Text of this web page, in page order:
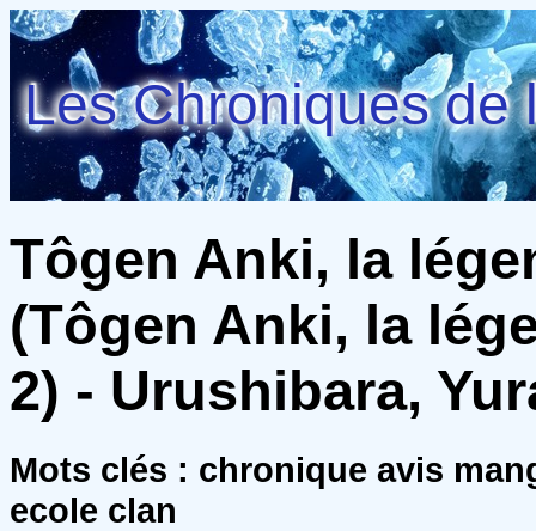
Les Chroniques de
Tôgen Anki, la
(Tôgen Anki, la
2) - Urushibara,
Mots clés : chronique avis
ecole clan